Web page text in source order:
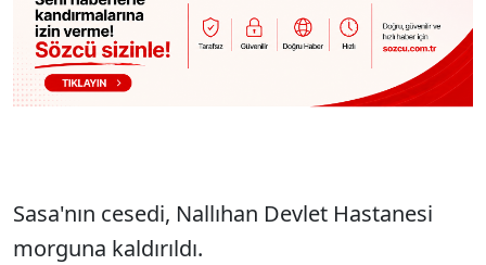
Sasa'nın cesedi, Nallıhan Devlet Hastanesi
morguna kaldırıldı.